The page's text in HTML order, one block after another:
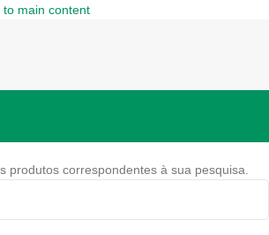
to main content
produtos correspondentes à sua pesquisa.